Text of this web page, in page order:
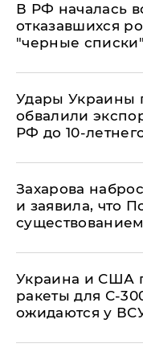
​В РФ началась
отказавшихся
"черные списки"
Удары Украины
обвалили
РФ до 10-
​Захарова
и заявила, что
Украина и США
ракеты для С-
ожидаются у